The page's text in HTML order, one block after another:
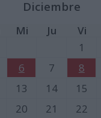
Diciembre
Mi Ju Vi
1
6 7 8
13 14 15
20 21 22